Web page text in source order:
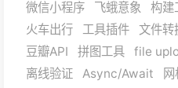
微信小程序
飞蛾意象 构建
火车出行
工具插件 文件转
豆瓣API
拼图工具 file
离线验证
Async/Await